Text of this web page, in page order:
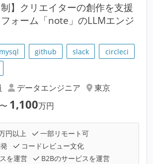
制】クリエイターの創作を支援
ォーム「note」のLLMエンジ
mysql github slack
circleci
データエンジニア
東京
〜 1,100万円
円以上
一部リモート可
コードレビュー文化
を運営
B2Bのサービスを運営